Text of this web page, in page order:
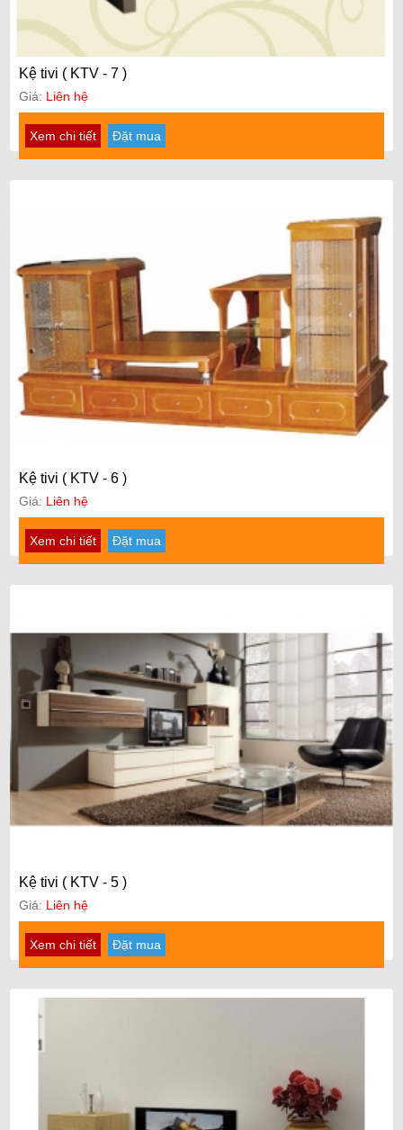
Kệ tivi ( KTV - 7 )
Giá: Liên hệ
Xem chi tiết Đặt mua
Kệ tivi ( KTV - 6 )
Giá: Liên hệ
Xem chi tiết Đặt mua
Kệ tivi ( KTV - 5 )
Giá: Liên hệ
Xem chi tiết Đặt mua